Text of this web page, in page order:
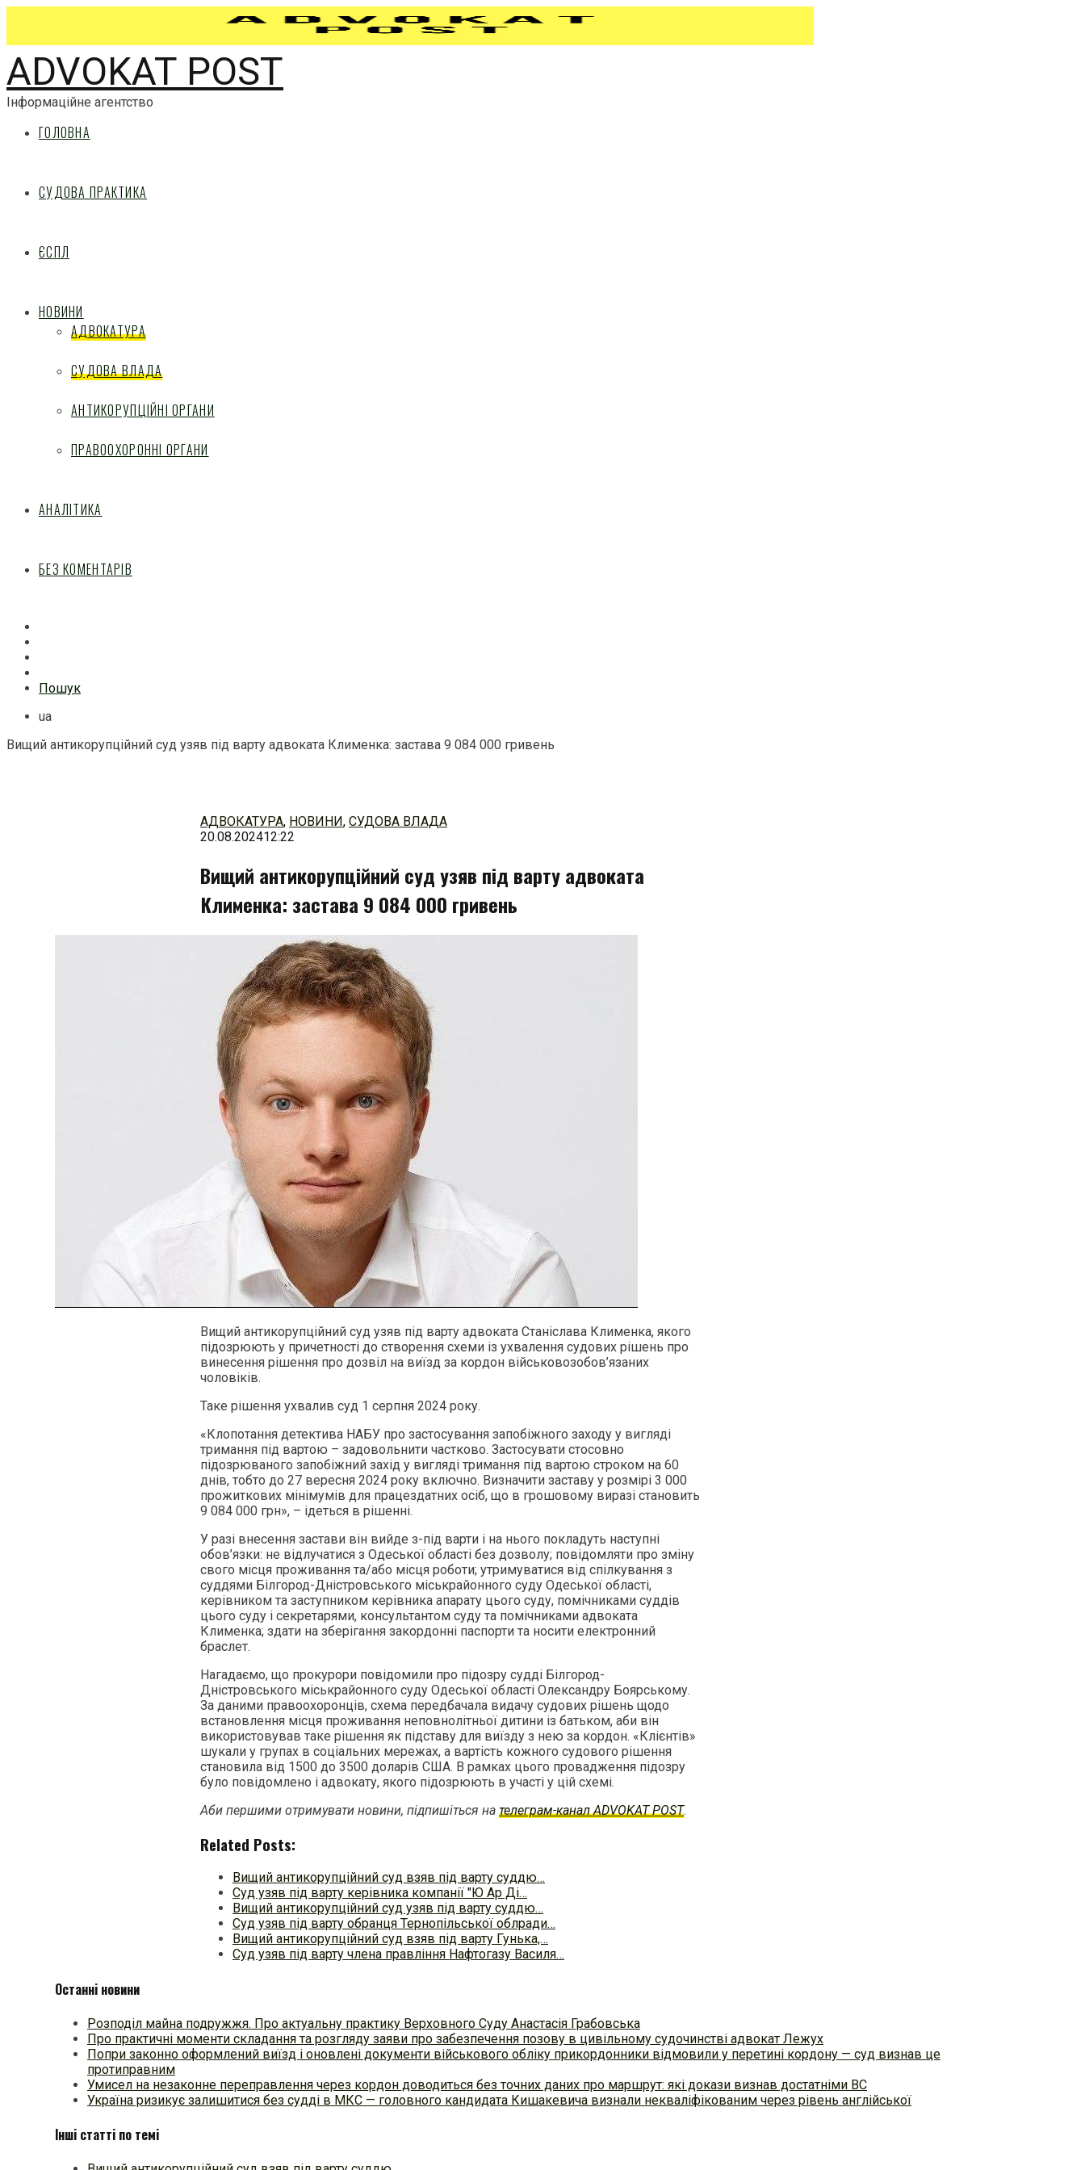
ADVOKAT POST
Інформаційне агентство
ГОЛОВНА
СУДОВА ПРАКТИКА
ЄСПЛ
НОВИНИ
АДВОКАТУРА
СУДОВА ВЛАДА
АНТИКОРУПЦІЙНІ ОРГАНИ
ПРАВООХОРОННІ ОРГАНИ
АНАЛІТИКА
БЕЗ КОМЕНТАРІВ
Пошук
ua
Вищий антикорупційний суд узяв під варту адвоката Клименка: застава 9 084 000 гривень
АДВОКАТУРА, НОВИНИ, СУДОВА ВЛАДА
20.08.202412:22
Вищий антикорупційний суд узяв під варту адвоката
Клименка: застава 9 084 000 гривень
Вищий антикорупційний суд узяв під варту адвоката Станіслава Клименка, якого
підозрюють у причетності до створення схеми із ухвалення судових рішень про
винесення рішення про дозвіл на виїзд за кордон військовозобов’язаних
чоловіків.
Таке рішення ухвалив суд 1 серпня 2024 року.
«Клопотання детектива НАБУ про застосування запобіжного заходу у вигляді
тримання під вартою – задовольнити частково. Застосувати стосовно
підозрюваного запобіжний захід у вигляді тримання під вартою строком на 60
днів, тобто до 27 вересня 2024 року включно. Визначити заставу у розмірі 3 000
прожиткових мінімумів для працездатних осіб, що в грошовому виразі становить
9 084 000 грн», – ідеться в рішенні.
У разі внесення застави він вийде з-під варти і на нього покладуть наступні
обов’язки: не відлучатися з Одеської області без дозволу; повідомляти про зміну
свого місця проживання та/або місця роботи; утримуватися від спілкування з
суддями Білгород-Дністровського міськрайонного суду Одеської області,
керівником та заступником керівника апарату цього суду, помічниками суддів
цього суду і секретарями, консультантом суду та помічниками адвоката
Клименка; здати на зберігання закордонні паспорти та носити електронний
браслет.
Нагадаємо, що прокурори повідомили про підозру судді Білгород-
Дністровського міськрайонного суду Одеської області Олександру Боярському.
За даними правоохоронців, схема передбачала видачу судових рішень щодо
встановлення місця проживання неповнолітньої дитини із батьком, аби він
використовував таке рішення як підставу для виїзду з нею за кордон. «Клієнтів»
шукали у групах в соціальних мережах, а вартість кожного судового рішення
становила від 1500 до 3500 доларів США. В рамках цього провадження підозру
було повідомлено і адвокату, якого підозрюють в участі у цій схемі.
Аби першими отримувати новини, підпишіться на телеграм-канал ADVOKAT POST.
Related Posts:
Вищий антикорупційний суд взяв під варту суддю…
Cуд узяв під варту керівника компанії "Ю Ар Ді…
Вищий антикорупційний суд узяв під варту суддю…
Суд узяв під варту обранця Тернопільської облради…
Вищий антикорупційний суд взяв під варту Гунька,…
Суд узяв під варту члена правління Нафтогазу Василя…
Останні новини
Розподіл майна подружжя. Про актуальну практику Верховного Суду Анастасія Грабовська
Про практичні моменти складання та розгляду заяви про забезпечення позову в цивільному судочинстві адвокат Лежух
Попри законно оформлений виїзд і оновлені документи військового обліку прикордонники відмовили у перетині кордону — суд визнав це
протиправним
Умисел на незаконне переправлення через кордон доводиться без точних даних про маршрут: які докази визнав достатніми ВС
Україна ризикує залишитися без судді в МКС — головного кандидата Кишакевича визнали некваліфікованим через рівень англійської
Інші статті по темі